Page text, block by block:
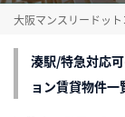
大阪マンスリードット
湊駅/特急対応
ョン賃貸物件一